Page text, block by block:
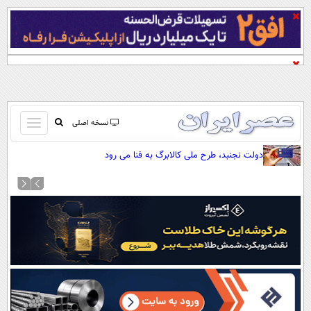
نسخه اصلی
باز
و
کردن
منو
صفحه اول
نظرسنجی
آب و هوا
سواد زندگی
دولت نجنبد، طرح ملی کالابرگ به فنا می رود